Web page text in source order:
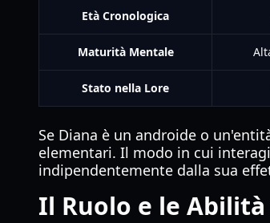
Età Cronologica
Maturità Mentale
Stato nella Lore
Se Diana è un androide o
elementari. Il modo in cui
indipendentemente dalla sua
Il Ruolo e le